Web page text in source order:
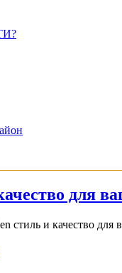
для
стиль и качество для